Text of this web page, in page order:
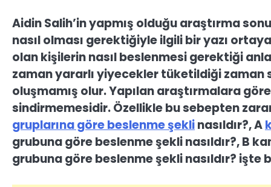
Aidin Salih’in yapmış olduğu araştırma
nasıl olması gerektiğiyle ilgili bir yazı
olan kişilerin nasıl beslenmesi gerektiği
zaman yararlı yiyecekler tüketildiği
oluşmamış olur. Yapılan araştırmalara
sindirmemesidir. Özellikle bu sebepten
gruplarına göre beslenme şeklinasıldır?, A
grubuna göre beslenme şekli nasıldır?, B
grubuna göre beslenme şekli nasıldır? işte